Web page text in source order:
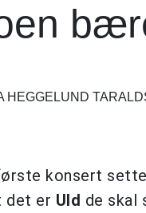
HEGGELUND
konsert
det er Uld de skal